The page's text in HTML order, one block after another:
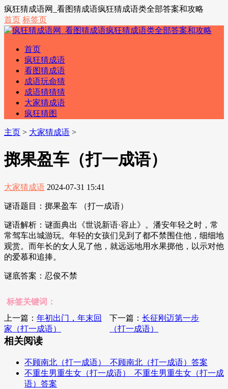
疯狂猜成语网_看图猜成语疯狂猜成语类全部答案和攻略
首页 标签页
首页
疯狂猜成语
看图猜成语
成语玩命猜
成语猜猜猜
大家猜成语
疯狂猜图
主页 > 大家猜成语 >
掷果盈车（打一成语）
大家猜成语 2024-07-31 15:41
谜语题目：掷果盈车 （打一成语）
谜语解析：谜面典出《世说新语·容止》。潘安年轻之时，常
常驾车出城游玩。年轻的女孩们见到了都不禁围住他，细细地
观赏。而年长的女人见了他，就远远地用水果掷他，以示对他
的爱慕和追捧。
谜底答案：忍俊不禁
标签关键词：
上一篇： 年初出门，年末回
家（打一成语）
下一篇：长征刚迈第一步
（打一成语）
相关阅读
不顾南北（打一成语）_不顾南北（打一成语）答案
不重生男重生女（打一成语）_不重生男重生女（打一成
语）答案